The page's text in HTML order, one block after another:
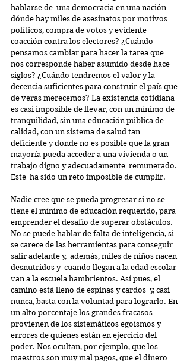
hablarse de  una democracia en una nación
dónde hay miles de asesinatos por motivos
políticos, compra de votos y evidente
coacción contra los electores? ¿Cuándo
pensamos cambiar para hacer la tarea que
nos corresponde haber asumido desde hace
siglos? ¿Cuándo tendremos el valor y la
decencia suficientes para construir el país que
de veras merecemos? La existencia cotidiana
es casi imposible de llevar, con un mínimo de
tranquilidad, sin una educación pública de
calidad, con un sistema de salud tan
deficiente y donde no es posible que la gran
mayoría pueda acceder a una vivienda o un
trabajo digno y adecuadamente  remunerado.
Este  ha sido un reto imposible de cumplir.
Nadie cree que se pueda progresar si no se
tiene el mínimo de educación requerido, para
emprender el desafío de superar obstáculos.
No se puede hablar de falta de inteligencia, si
se carece de las herramientas para conseguir
salir adelante y,  además, miles de niños nacen
desnutridos y  cuando llegan a la edad escolar
van a la escuela hambrientos. Así pues, el
camino está lleno de espinas y cardos  y, casi
nunca, basta con la voluntad para lograrlo. En
un alto porcentaje los grandes fracasos
provienen de los sistemáticos egoísmos y
errores de quienes están en ejercicio del
poder. Nos ocultan, por ejemplo, que los
maestros son muy mal pagos, que el dinero